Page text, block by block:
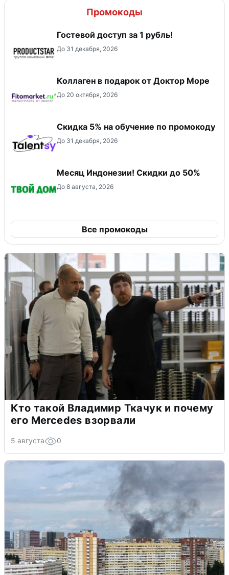
Промокоды
Гостевой доступ за 1 рубль!
До 31 декабря, 2026
Коллаген в подарок от Доктор Море
До 20 октября, 2026
Скидка 5% на обучение по промокоду
До 31 декабря, 2026
Месяц Индонезии! Скидки до 50%
До 8 августа, 2026
Все промокоды
Кто такой Владимир Ткачук и почему
его Mercedes взорвали
5 августа 0